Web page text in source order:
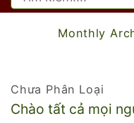
kiếm:
Monthly
Chưa Phân Loại
Chào tất cả mọi